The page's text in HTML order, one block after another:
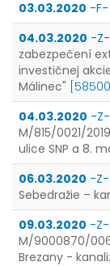
03.03.2020 -F-
04.03.2020 -Z-
zabezpečení
investičnej
Málinec"
04.03.2020 -Z-
M/815/0021/
ulice SNP a 8.
06.03.2020 -Z-
Sebedražie –
09.03.2020 -Z-
M/9000870/
Brezany -